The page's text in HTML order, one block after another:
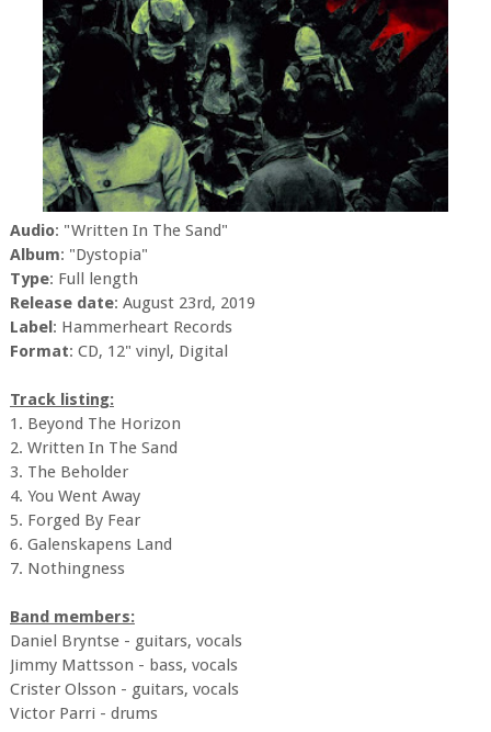
Audio: "Written In The Sand"
Album: "Dystopia"
Type: Full length
Release date: August 23rd, 2019
Label: Hammerheart Records
Format: CD, 12" vinyl, Digital
Track listing:
1. Beyond The Horizon
2. Written In The Sand
3. The Beholder
4. You Went Away
5. Forged By Fear
6. Galenskapens Land
7. Nothingness
Band members:
Daniel Bryntse - guitars, vocals
Jimmy Mattsson - bass, vocals
Crister Olsson - guitars, vocals
Victor Parri - drums